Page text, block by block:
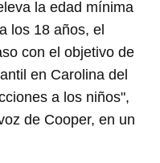
la edad mínima
los 18 años, el
con el objetivo de
en Carolina del
a los niños",
de Cooper, en un